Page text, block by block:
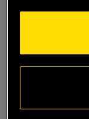
Smartshake Slim -
Les mer
Informasjon